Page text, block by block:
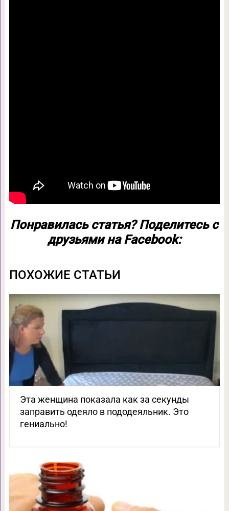
Понравилась статья? Поделитесь с
друзьями на Facebook:
ПОХОЖИЕ СТАТЬИ
Эта женщина показала как за секунды
заправить одеяло в пододеяльник. Это
гениально!